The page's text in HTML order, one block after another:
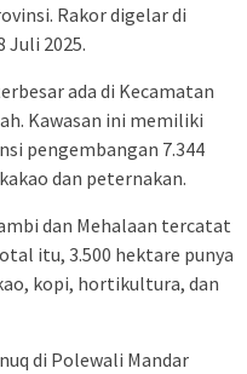
Rakor digelar di
Juli 2025.
ada di Kecamatan
Kawasan ini memiliki
pengembangan 7.344
dan peternakan.
dan Mehalaan tercatat
itu, 3.500 hektare punya
kopi, hortikultura, dan
di Polewali Mandar